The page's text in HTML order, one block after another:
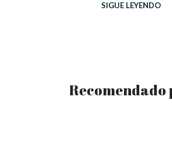
SIGUE LEYENDO
Recomendado